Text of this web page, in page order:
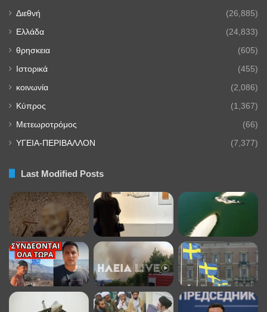
Διεθνή (26,885)
Ελλάδα (24,833)
θρησκεια (605)
Ιστορικά (455)
κοινωνία (2,086)
Κύπρος (1,367)
Μετεωροτρόμος (66)
ΥΓΕΙΑ-ΠΕΡΙΒΑΛΛΟΝ (7,377)
Last Modified Posts